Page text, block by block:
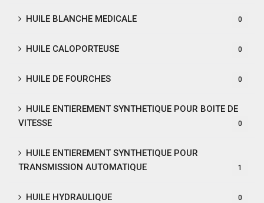
HUILE BLANCHE MEDICALE 0
HUILE CALOPORTEUSE 0
HUILE DE FOURCHES 0
HUILE ENTIEREMENT SYNTHETIQUE POUR BOITE DE
VITESSE
0
HUILE ENTIEREMENT SYNTHETIQUE POUR
TRANSMISSION AUTOMATIQUE
1
HUILE HYDRAULIQUE 0